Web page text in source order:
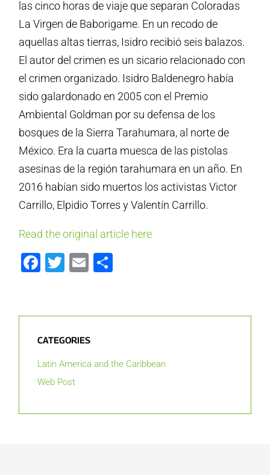
las cinco horas de viaje que separan Coloradas
La Virgen de Baborigame. En un recodo de
aquellas altas tierras, Isidro recibió seis balazos.
El autor del crimen es un sicario relacionado con
el crimen organizado. Isidro Baldenegro había
sido galardonado en 2005 con el Premio
Ambiental Goldman por su defensa de los
bosques de la Sierra Tarahumara, al norte de
México. Era la cuarta muesca de las pistolas
asesinas de la región tarahumara en un año. En
2016 habían sido muertos los activistas Victor
Carrillo, Elpidio Torres y Valentín Carrillo.
Read the original article here
Facebook
Twitter
Email
CATEGORIES
Latin America and the Caribbean
Web Post